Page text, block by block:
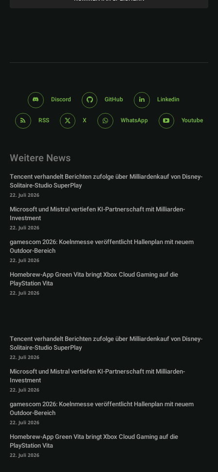
Discord GitHub Linkedin
RSS X WhatsApp Youtube
Weitere News
Tencent verhandelt Berichten zufolge über Milliardenkauf von Disney-
Solitaire-Studio SuperPlay
22. Juli 2026
Microsoft und Mistral vertiefen KI-Partnerschaft mit Milliarden-
Investment
22. Juli 2026
gamescom 2026: Koelnmesse veröffentlicht Hallenplan mit neuem
Outdoor-Bereich
22. Juli 2026
Homebrew-App Green Vita bringt Xbox Cloud Gaming auf die
PlayStation Vita
22. Juli 2026
Tencent verhandelt Berichten zufolge über Milliardenkauf von Disney-
Solitaire-Studio SuperPlay
22. Juli 2026
Microsoft und Mistral vertiefen KI-Partnerschaft mit Milliarden-
Investment
22. Juli 2026
gamescom 2026: Koelnmesse veröffentlicht Hallenplan mit neuem
Outdoor-Bereich
22. Juli 2026
Homebrew-App Green Vita bringt Xbox Cloud Gaming auf die
PlayStation Vita
22. Juli 2026